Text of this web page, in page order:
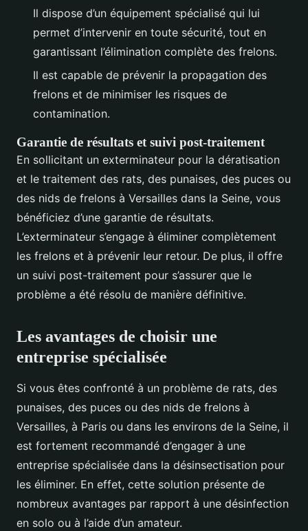
Il dispose d’un équipement spécialisé qui lui
permet d’intervenir en toute sécurité, tout en
garantissant l’élimination complète des frelons.
Il est capable de prévenir la propagation des
frelons et de minimiser les risques de
contamination.
Garantie de résultats et suivi post-traitement
En sollicitant un exterminateur pour la dératisation
et le traitement des rats, des punaises, des puces ou
des nids de frelons à Versailles dans la Seine, vous
bénéficiez d’une garantie de résultats.
L’exterminateur s’engage à éliminer complètement
les frelons et à prévenir leur retour. De plus, il offre
un suivi post-traitement pour s’assurer que le
problème a été résolu de manière définitive.
Les avantages de choisir une
entreprise spécialisée
Si vous êtes confronté à un problème de rats, des
punaises, des puces ou des nids de frelons à
Versailles, à Paris ou dans les environs de la Seine, il
est fortement recommandé d’engager à une
entreprise spécialisée dans la désinsectisation pour
les éliminer. En effet, cette solution présente de
nombreux avantages par rapport à une désinfection
en solo ou à l’aide d’un amateur.